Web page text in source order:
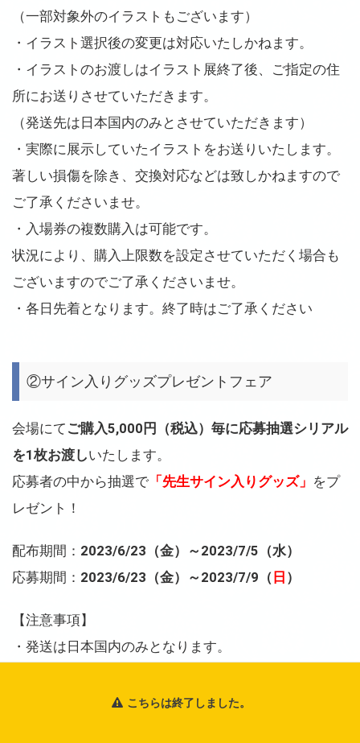
（一部対象外のイラストもございます）
・イラスト選択後の変更は対応いたしかねます。
・イラストのお渡しはイラスト展終了後、ご指定の住
所にお送りさせていただきます。
（発送先は日本国内のみとさせていただきます）
・実際に展示していたイラストをお送りいたします。
著しい損傷を除き、交換対応などは致しかねますので
ご了承くださいませ。
・入場券の複数購入は可能です。
状況により、購入上限数を設定させていただく場合も
ございますのでご了承くださいませ。
・各日先着となります。終了時はご了承ください
②サイン入りグッズプレゼントフェア
会場にて ご購入5,000円（税込）毎に応募抽選シリアル
を1枚お渡しいたします。
応募者の中から抽選で 「先生サイン入りグッズ」 をプ
レゼント！
配布期間： 2023/6/23（金）～2023/7/5（水）
応募期間： 2023/6/23（金）～2023/7/9（ 日 ）
【注意事項】
・発送は日本国内のみとなります。
ては1つまでとなります。こちらは終了しました。